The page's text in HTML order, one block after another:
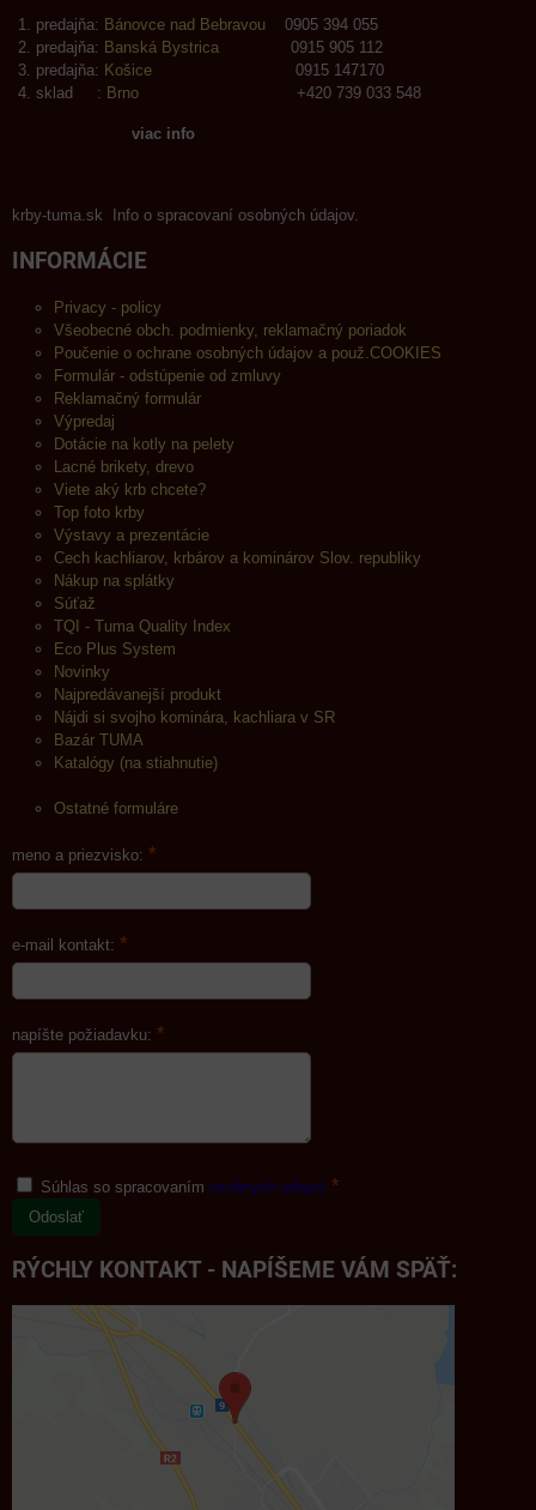
predajňa: Bánovce nad Bebravou 0905 394 055
predajňa: Banská Bystrica 0915 905 112
predajňa: Košice 0915 147170
sklad : Brno +420 739 033 548
viac info
krby-tuma.sk Info o spracovaní osobných údajov.
INFORMÁCIE
Privacy - policy
Všeobecné obch. podmienky, reklamačný poriadok
Poučenie o ochrane osobných údajov a použ.COOKIES
Formulár - odstúpenie od zmluvy
Reklamačný formulár
Výpredaj
Dotácie na kotly na pelety
Lacné brikety, drevo
Viete aký krb chcete?
Top foto krby
Výstavy a prezentácie
Cech kachliarov, krbárov a kominárov Slov. republiky
Nákup na splátky
Súťaž
TQI - Tuma Quality Index
Eco Plus System
Novinky
Najpredávanejší produkt
Nájdi si svojho kominára, kachliara v SR
Bazár TUMA
Katalógy (na stiahnutie)
Ostatné formuláre
meno a priezvisko: *
e-mail kontakt: *
napíšte požiadavku: *
Súhlas so spracovaním osobných údajov *
Odoslať
RÝCHLY KONTAKT - NAPÍŠEME VÁM SPÄŤ: